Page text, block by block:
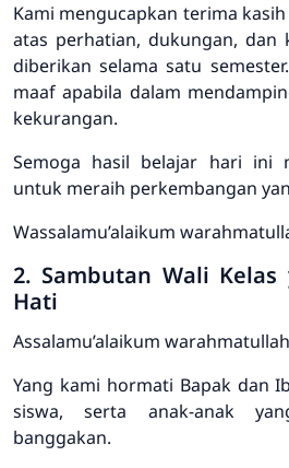
Kami mengucapkan terima
atas perhatian, dukungan, dan
diberikan selama satu
maaf apabila dalam
kekurangan.
Semoga hasil belajar hari ini
untuk meraih perkembangan
Wassalamu’alaikum
2. Sambutan Wali
Hati
Assalamu’alaikum
Yang kami hormati Bapak dan
siswa, serta anak-anak
banggakan.